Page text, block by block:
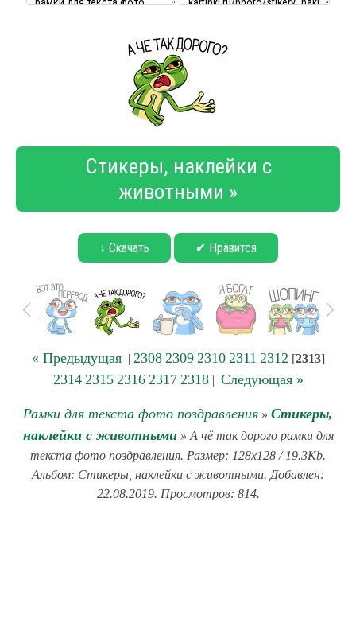
Стикеры, наклейки с
животными »
↓ Скачать ✔ Нравится
« Предыдущая| 2308 2309 2310 2311 2312 [2313]
2314 2315 2316 2317 2318| Следующая »
Рамки для текста фото поздравления » Стикеры,
наклейки с животными» А чё так дорого рамки для
текста фото поздравления. Размер: 128x128 / 19.3Kb.
Альбом: Стикеры, наклейки с животными. Добавлен:
22.08.2019. Просмотров: 814.